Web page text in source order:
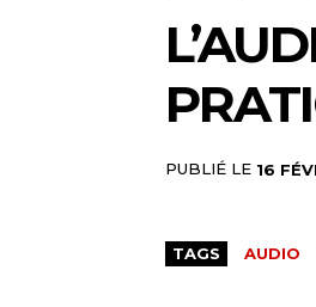
PUBLIÉ LE 16
TAGS AUDIO